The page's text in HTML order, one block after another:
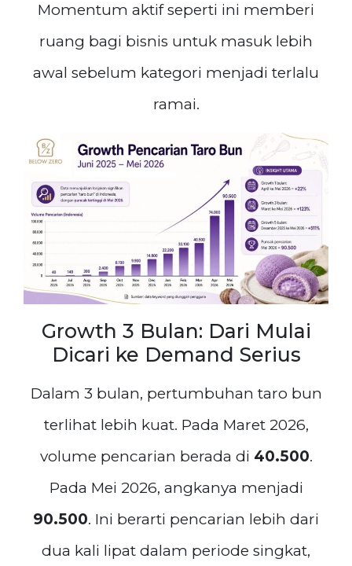
Momentum aktif seperti ini memberi
ruang bagi bisnis untuk masuk lebih
awal sebelum kategori menjadi terlalu
ramai.
Growth 3 Bulan: Dari Mulai
Dicari ke Demand Serius
Dalam 3 bulan, pertumbuhan taro bun
terlihat lebih kuat. Pada Maret 2026,
volume pencarian berada di 40.500.
Pada Mei 2026, angkanya menjadi
90.500. Ini berarti pencarian lebih dari
dua kali lipat dalam periode singkat,